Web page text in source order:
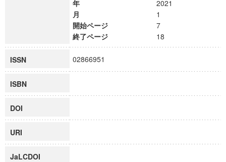
年
2021
月
1
開始ページ
7
終了ページ
18
ISSN 02866951
ISBN
DOI
URI
JaLCDOI